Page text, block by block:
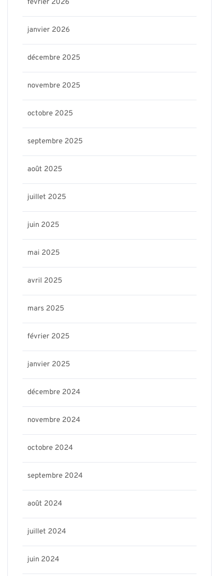
février 2026
janvier 2026
décembre 2025
novembre 2025
octobre 2025
septembre 2025
août 2025
juillet 2025
juin 2025
mai 2025
avril 2025
mars 2025
février 2025
janvier 2025
décembre 2024
novembre 2024
octobre 2024
septembre 2024
août 2024
juillet 2024
juin 2024